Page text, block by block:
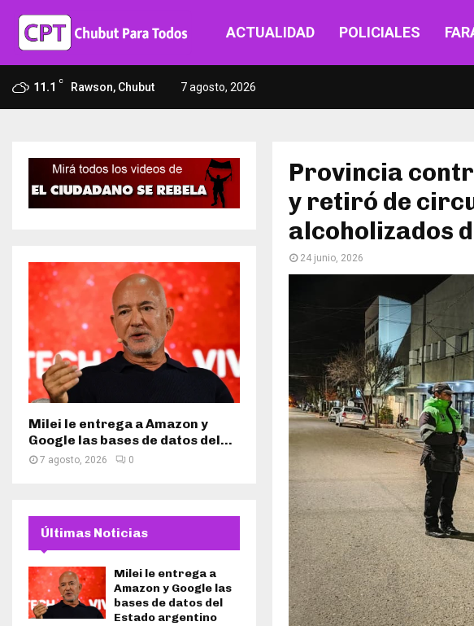
ACTUALIDAD POLICIALES
11.1 C Rawson, Chubut 7 agosto, 2026
Provincia
y retiró de
alcoholizados
24 junio, 2026
Milei le entrega a Amazon y
Google las bases de datos del...
7 agosto, 2026 0
Últimas Noticias
Milei le entrega a
Amazon y Google las
bases de datos del
Estado argentino